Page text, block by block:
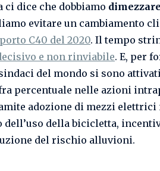
ci dice che dobbiamo
evitare un cambiamento
C40 del 2020. Il tempo
e non rinviabile. E, per
del mondo si sono
percentuale nelle azioni
adozione di mezzi elettrici
della bicicletta,
del rischio alluvioni.